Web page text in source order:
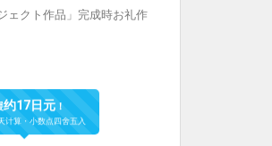
ェクト作品」完成時お礼作
约17日元！
计算・小数点四舍五入